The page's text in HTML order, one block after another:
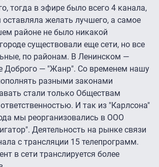
тогда в эфире было всего 4 канала,
оставляла желать лучшего, а самое
районе не было никакой
существовали еще сети, но все
по районам. В Ленинском —
Доброго — "Жанр". Со временем нашу
разными законами
стали только Обществам
И так из "Карлсона"
мы реорганизовались в ООО
Деятельность на рынке связи
с трансляции 15 телепрограмм.
в сети транслируется более